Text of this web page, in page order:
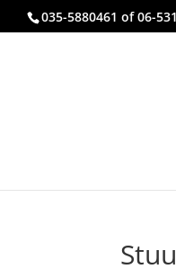
035-5880461 of 06-